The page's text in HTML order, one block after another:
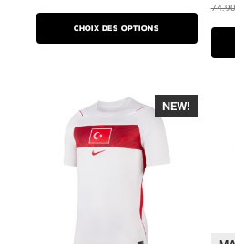
Choix des options
74.90
-40%
NEW!